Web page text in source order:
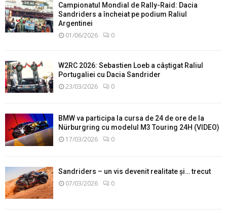
Campionatul Mondial de Rally-Raid: Dacia
Sandriders a încheiat pe podium Raliul
Argentinei
01/06/2026 0
W2RC 2026: Sebastien Loeb a câștigat Raliul
Portugaliei cu Dacia Sandrider
23/03/2026 0
BMW va participa la cursa de 24 de ore de la
Nürburgring cu modelul M3 Touring 24H (VIDEO)
17/03/2026 0
Sandriders – un vis devenit realitate și… trecut
07/03/2026 0